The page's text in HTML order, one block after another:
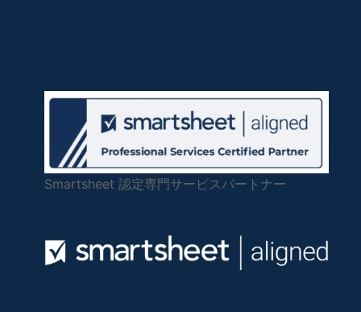
Smartsheet 認定専門サービスパートナー